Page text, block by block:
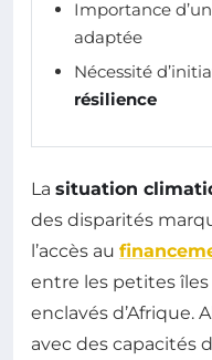
Importance
adaptée
Nécessité
résilience
La situation
des disparités
l’accès au
entre les petites
enclavés d’Afrique.
avec des capacités